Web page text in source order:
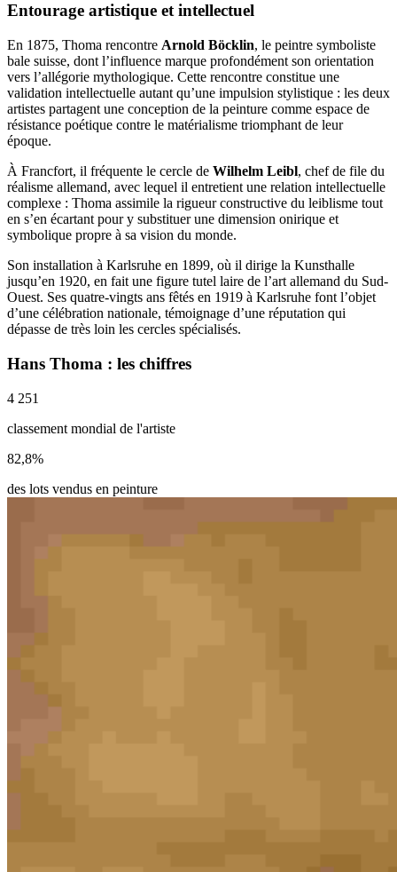
Entourage artistique et intellectuel
En 1875, Thoma rencontre Arnold Böcklin, le peintre symboliste
bale suisse, dont l’influence marque profondément son orientation
vers l’allégorie mythologique. Cette rencontre constitue une
validation intellectuelle autant qu’une impulsion stylistique : les deux
artistes partagent une conception de la peinture comme espace de
résistance poétique contre le matérialisme triomphant de leur
époque.
À Francfort, il fréquente le cercle de Wilhelm Leibl, chef de file du
réalisme allemand, avec lequel il entretient une relation intellectuelle
complexe : Thoma assimile la rigueur constructive du leiblisme tout
en s’en écartant pour y substituer une dimension onirique et
symbolique propre à sa vision du monde.
Son installation à Karlsruhe en 1899, où il dirige la Kunsthalle
jusqu’en 1920, en fait une figure tutel laire de l’art allemand du Sud-
Ouest. Ses quatre-vingts ans fêtés en 1919 à Karlsruhe font l’objet
d’une célébration nationale, témoignage d’une réputation qui
dépasse de très loin les cercles spécialisés.
Hans Thoma : les chiffres
4 251
classement mondial de l'artiste
82,8%
des lots vendus en peinture